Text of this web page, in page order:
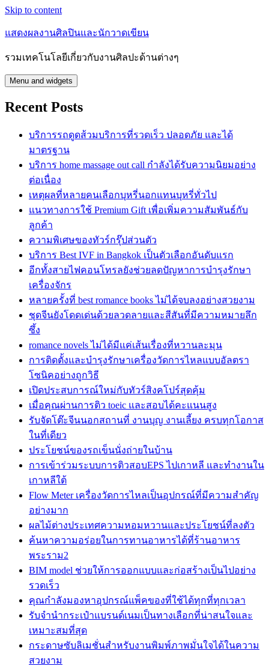
Skip to content
แสดงผลงานศิลปินและนักวาดเขียน
รวมเทคโนโลยีเกี่ยวกับงานศิลปะด้านต่างๆ
Menu and widgets
Recent Posts
บริการรถดูดส้วมบริการที่รวดเร็ว ปลอดภัย และได้
มาตรฐาน
บริการ home massage out call กำลังได้รับความนิยมอย่าง
ต่อเนื่อง
เหตุผลที่หลายคนเลือกบุหรี่นอกแทนบุหรี่ทั่วไป
แนวทางการใช้ Premium Gift เพื่อเพิ่มความสัมพันธ์กับ
ลูกค้า
ความพิเศษของทัวร์กรุ๊ปส่วนตัว
บริการ Best IVF in Bangkok เป็นตัวเลือกอันดับแรก
อีกทั้งสายไฟคอนโทรลยังช่วยลดปัญหาการบำรุงรักษา
เครื่องจักร
หลายครั้งที่ best romance books ไม่ได้จบลงอย่างสวยงาม
ชุดจีนยังโดดเด่นด้วยลวดลายและสีสันที่มีความหมายลึก
ซึ้ง
romance novels ไม่ได้มีแค่เส้นเรื่องที่หวานละมุน
การติดตั้งและบำรุงรักษาเครื่องวัดการไหลแบบอัลตรา
โซนิคอย่างถูกวิธี
เปิดประสบการณ์ใหม่กับทัวร์สิงคโปร์สุดคุ้ม
เมื่อคุณผ่านการติว toeic และสอบได้คะแนนสูง
รับจัดโต๊ะจีนนอกสถานที่ งานบุญ งานเลี้ยง ครบทุกโอกาส
ในที่เดียว
ประโยชน์ของรถเข็นนั่งถ่ายในบ้าน
การเข้าร่วมระบบการติวสอบEPS ไปเกาหลี และทำงานใน
เกาหลีใต้
Flow Meter เครื่องวัดการไหลเป็นอุปกรณ์ที่มีความสำคัญ
อย่างมาก
ผลไม้ต่างประเทศความหอมหวานและประโยชน์ที่ลงตัว
ค้นหาความอร่อยในการทานอาหารได้ที่ร้านอาหาร
พระราม2
BIM model ช่วยให้การออกแบบและก่อสร้างเป็นไปอย่าง
รวดเร็ว
คุณกำลังมองหาอุปกรณ์แพ็คของที่ใช้ได้ทุกที่ทุกเวลา
รับจำนำกระเป๋าแบรนด์เนมเป็นทางเลือกที่น่าสนใจและ
เหมาะสมที่สุด
กระดาษซับลิเมชั่นสำหรับงานพิมพ์ภาพมั่นใจได้ในความ
สวยงาม